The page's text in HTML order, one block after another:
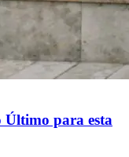
Último para esta